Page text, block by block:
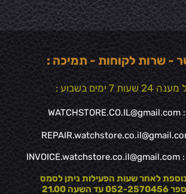
- שרות לקוחות - תמיכה :
7 ימים בשבוע :
:
WATCHSTORE.CO.IL@gmail.com
:
INVOICE.watchstore.co.il@gmail.com
לאחר שעות הפעילות ניתן לסמס
21.00